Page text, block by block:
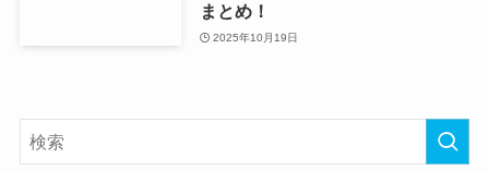
まとめ！
2025年10月19日